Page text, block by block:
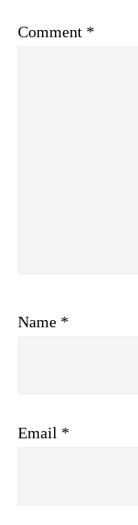
Comment *
Name *
Email *